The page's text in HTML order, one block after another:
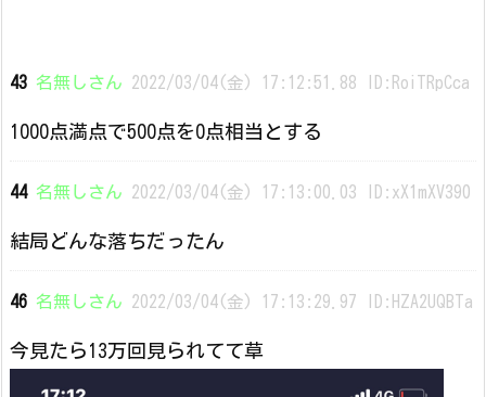
43 名無しさん 2022/03/04(金) 17:12:51.88 ID:RoiTRpCca
1000点満点で500点を0点相当とする
44 名無しさん 2022/03/04(金) 17:13:00.03 ID:xX1mXV390
結局どんな落ちだったん
46 名無しさん 2022/03/04(金) 17:13:29.97 ID:HZA2UQBTa
今見たら13万回見られてて草